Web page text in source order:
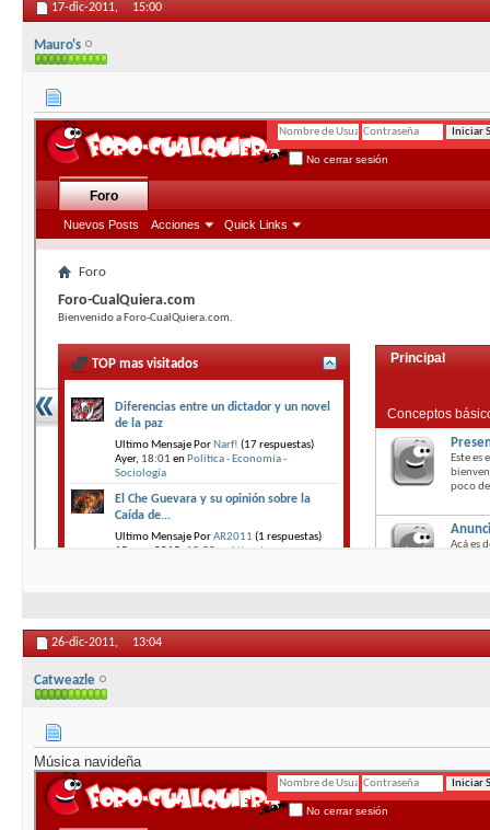
17-dic-2011, 15:00
Mauro's
26-dic-2011, 13:04
Catweazle
Música navideña